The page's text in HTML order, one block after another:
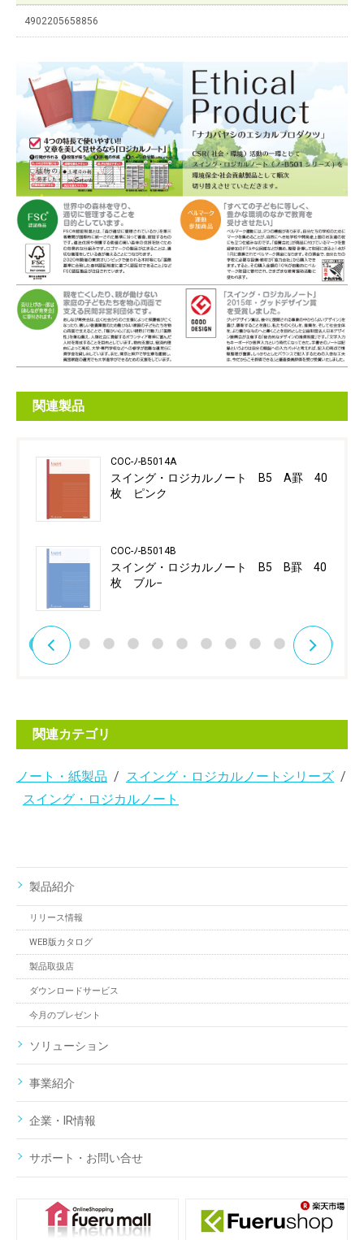
4902205658856
関連製品
COC-ﾉ-B5014A
スイング・ロジカルノート B5 A罫 40
枚 ピンク
COC-ﾉ-B5014B
スイング・ロジカルノート B5 B罫 40
枚 ブル−
関連カテゴリ
ノート・紙製品
スイング・ロジカルノートシリーズ
スイング・ロジカルノート
製品紹介
リリース情報
WEB版カタログ
製品取扱店
ダウンロードサービス
今月のプレゼント
ソリューション
事業紹介
企業・IR情報
サポート・お問い合せ